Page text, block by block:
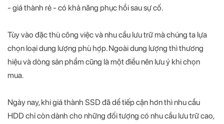
- giá thành rẻ - có khả năng phục hồi sau sự cố.
Tùy vào đặc thù công việc và nhu cầu lưu trữ mà chúng ta lựa
chọn loại dung lượng phù hợp. Ngoài dung lượng thì thương
hiệu và dòng sản phẩm cũng là một điều nên lưu ý khi chọn
mua.
Ngày nay, khi giá thành SSD đã dể tiếp cận hơn thì nhu cầu
HDD chỉ còn dành cho những đối tượng có nhu cầu lưu trữ cao,